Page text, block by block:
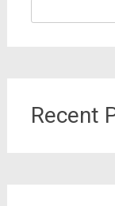
Recent